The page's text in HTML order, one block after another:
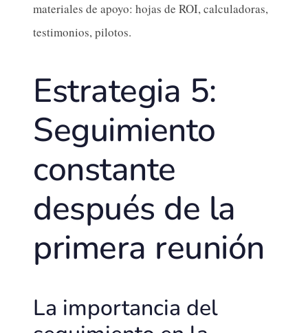
materiales de apoyo: hojas de ROI, calculadoras,
testimonios, pilotos.
Estrategia 5:
Seguimiento
constante
después de la
primera reunión
La importancia del